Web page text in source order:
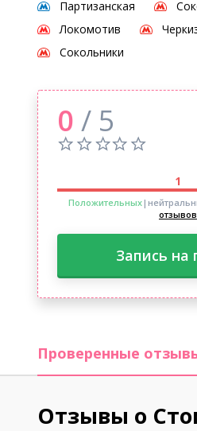
Партизанская
Локомотив
Сокольники
0 / 5
1
Положительных
отзывов
Запись на
Проверенные
Отзывы о